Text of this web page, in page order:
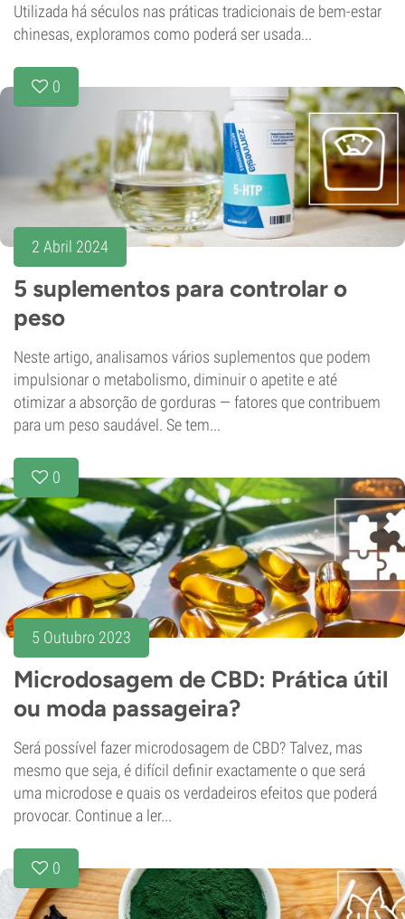
Utilizada há séculos nas práticas tradicionais de bem-estar
chinesas, exploramos como poderá ser usada...
0
2 Abril 2024
5 suplementos para controlar o
peso
Neste artigo, analisamos vários suplementos que podem
impulsionar o metabolismo, diminuir o apetite e até
otimizar a absorção de gorduras — fatores que contribuem
para um peso saudável. Se tem...
0
5 Outubro 2023
Microdosagem de CBD: Prática útil
ou moda passageira?
Será possível fazer microdosagem de CBD? Talvez, mas
mesmo que seja, é difícil definir exactamente o que será
uma microdose e quais os verdadeiros efeitos que poderá
provocar. Continue a ler...
0